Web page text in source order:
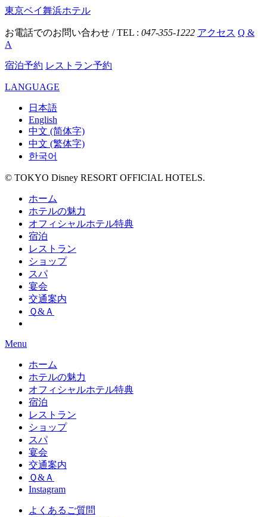
東京ベイ舞浜ホテル
お電話でのお問い合わせ / TEL : 047-355-1222 アクセス Q &
A
宿泊予約 レストラン予約
LANGUAGE
日本語
English
中文 (简体字)
中文 (繁体字)
한국어
© TOKYO Disney RESORT OFFICIAL HOTELS.
ホーム
ホテルの魅力
オフィシャルホテル特典
宿泊
レストラン
ショップ
スパ
宴会
交通案内
Ｑ&Ａ
Menu
ホーム
ホテルの魅力
オフィシャルホテル特典
宿泊
レストラン
ショップ
スパ
宴会
交通案内
Ｑ&Ａ
Instagram
よくあるご質問